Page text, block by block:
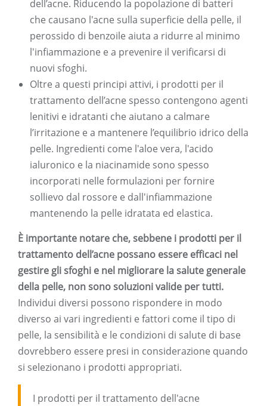
dell’acne. Riducendo la popolazione di batteri
che causano l'acne sulla superficie della pelle, il
perossido di benzoile aiuta a ridurre al minimo
l'infiammazione e a prevenire il verificarsi di
nuovi sfoghi.
Oltre a questi principi attivi, i prodotti per il
trattamento dell’acne spesso contengono agenti
lenitivi e idratanti che aiutano a calmare
l’irritazione e a mantenere l’equilibrio idrico della
pelle. Ingredienti come l'aloe vera, l'acido
ialuronico e la niacinamide sono spesso
incorporati nelle formulazioni per fornire
sollievo dal rossore e dall'infiammazione
mantenendo la pelle idratata ed elastica.
È importante notare che, sebbene i prodotti per il
trattamento dell’acne possano essere efficaci nel
gestire gli sfoghi e nel migliorare la salute generale
della pelle, non sono soluzioni valide per tutti.
Individui diversi possono rispondere in modo
diverso ai vari ingredienti e fattori come il tipo di
pelle, la sensibilità e le condizioni di salute di base
dovrebbero essere presi in considerazione quando
si selezionano i prodotti appropriati.
I prodotti per il trattamento dell'acne